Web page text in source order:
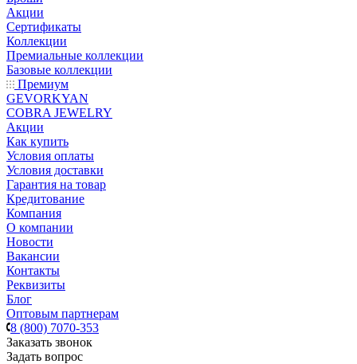
Акции
Сертификаты
Коллекции
Премиальные коллекции
Базовые коллекции
Премиум
GEVORKYAN
COBRA JEWELRY
Акции
Как купить
Условия оплаты
Условия доставки
Гарантия на товар
Кредитование
Компания
О компании
Новости
Вакансии
Контакты
Реквизиты
Блог
Оптовым партнерам
8 (800) 7070-353
Заказать звонок
Задать вопрос